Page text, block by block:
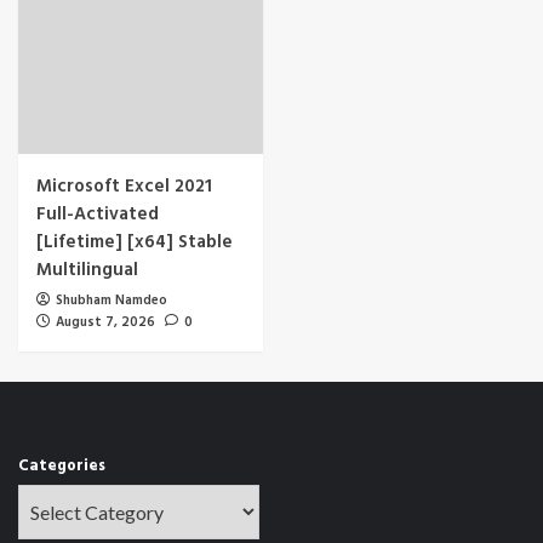
Microsoft Excel 2021
Full-Activated
[Lifetime] [x64] Stable
Multilingual
Shubham Namdeo
August 7, 2026
0
Categories